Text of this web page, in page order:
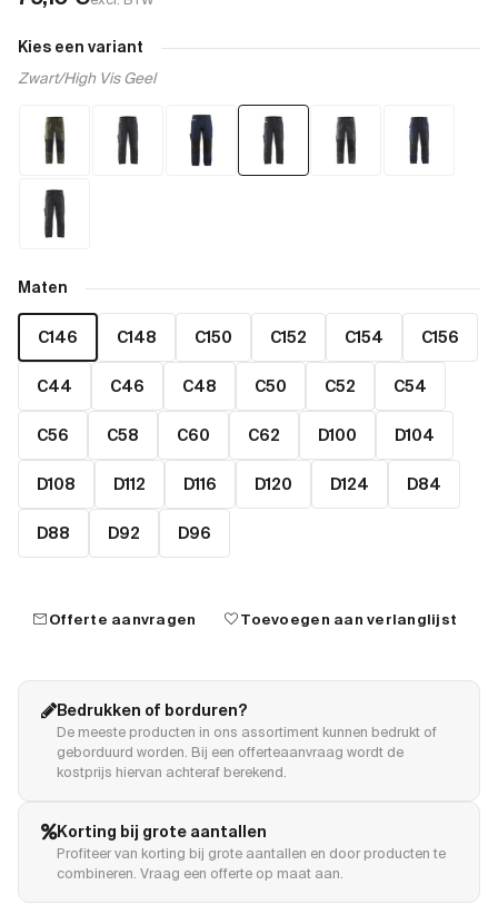
Kies een variant
Zwart/High Vis Geel
Maten
C146 C148 C150 C152 C154 C156
C44 C46 C48 C50 C52 C54
C56 C58 C60 C62 D100 D104
D108 D112 D116 D120 D124 D84
D88 D92 D96
mailOfferte aanvragen favoriteToevoegen aan verlanglijst
Bedrukken of borduren?
De meeste producten in ons assortiment kunnen bedrukt of
geborduurd worden. Bij een offerteaanvraag wordt de
kostprijs hiervan achteraf berekend.
Korting bij grote aantallen
Profiteer van korting bij grote aantallen en door producten te
combineren. Vraag een offerte op maat aan.